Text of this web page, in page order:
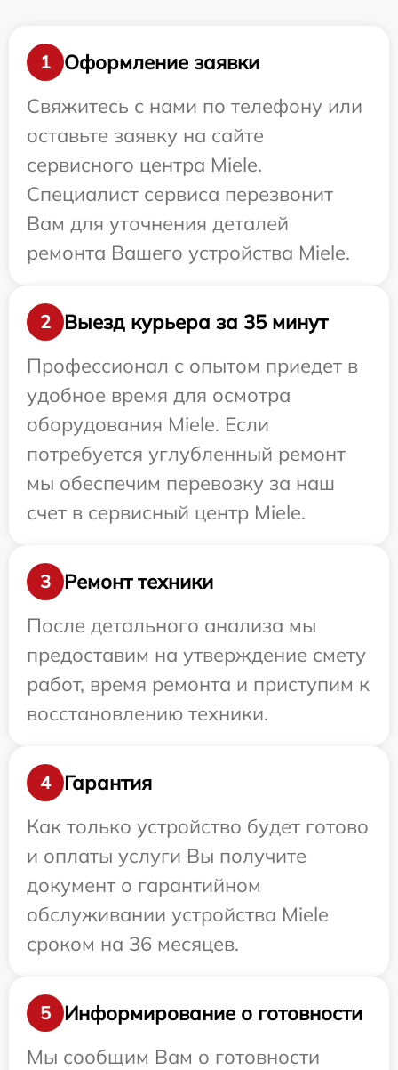
1
Оформление заявки
Свяжитесь с нами по телефону или
оставьте заявку на сайте
сервисного центра Miele.
Специалист сервиса перезвонит
Вам для уточнения деталей
ремонта Вашего устройства Miele.
2
Выезд курьера за 35 минут
Профессионал с опытом приедет в
удобное время для осмотра
оборудования Miele. Если
потребуется углубленный ремонт
мы обеспечим перевозку за наш
счет в сервисный центр Miele.
3
Ремонт техники
После детального анализа мы
предоставим на утверждение смету
работ, время ремонта и приступим к
восстановлению техники.
4
Гарантия
Как только устройство будет готово
и оплаты услуги Вы получите
документ о гарантийном
обслуживании устройства Miele
сроком на 36 месяцев.
5
Информирование о готовности
Мы сообщим Вам о готовности